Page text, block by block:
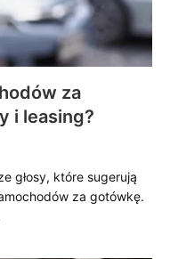
za
i leasing?
głosy, które sugerują
za gotówkę.